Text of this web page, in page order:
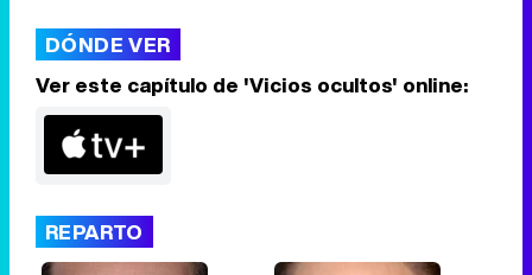
DÓNDE VER
Ver este capítulo de 'Vicios ocultos' online:
REPARTO